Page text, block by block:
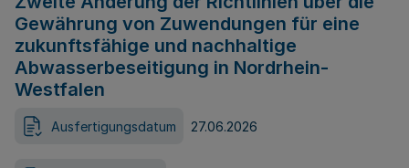
Gewährung von Zuwendungen für eine
zukunftsfähige und nachhaltige
Abwasserbeseitigung in Nordrhein-
Westfalen
Ausfertigungsdatum 27.06.2026